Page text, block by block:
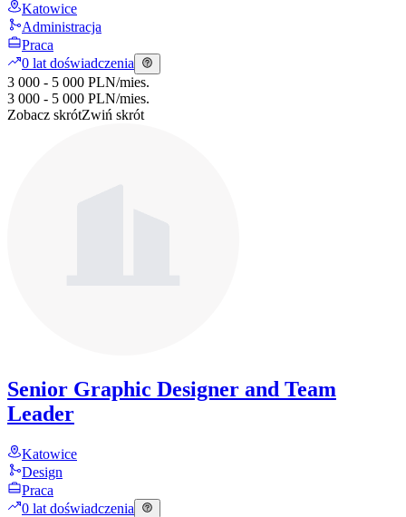
Katowice
Administracja
Praca
0 lat doświadczenia
3 000 - 5 000 PLN/mies.
3 000 - 5 000 PLN/mies.
Zobacz skrótZwiń skrót
Senior Graphic Designer and Team
Leader
Katowice
Design
Praca
0 lat doświadczenia